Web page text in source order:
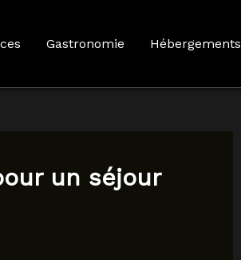
Gastronomie Hébergements
un séjour